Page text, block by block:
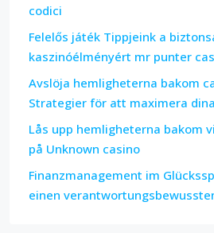
codici
Felelős játék Tippjeink a
kaszinóélményért mr punter
Avslöja hemligheterna bakom
Strategier för att maximera
Lås upp hemligheterna bakom
på Unknown casino
Finanzmanagement im
einen